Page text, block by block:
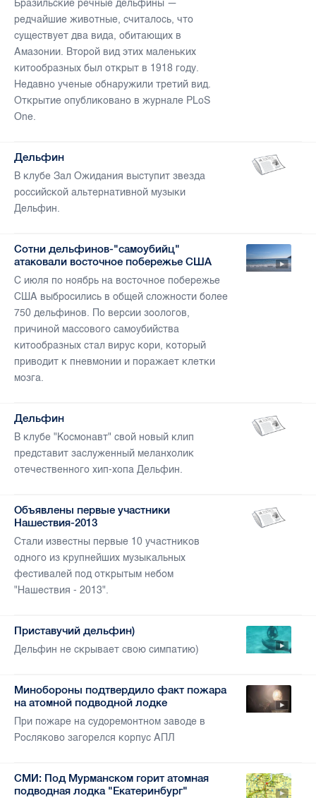
Бразильские речные дельфины —
редчайшие животные, считалось, что
существует два вида, обитающих в
Амазонии. Второй вид этих маленьких
китообразных был открыт в 1918 году.
Недавно ученые обнаружили третий вид.
Открытие опубликовано в журнале PLoS
One.
Дельфин
В клубе Зал Ожидания выступит звезда
российской альтернативной музыки
Дельфин.
Сотни дельфинов-"самоубийц"
атаковали восточное побережье США
С июля по ноябрь на восточное побережье
США выбросились в общей сложности более
750 дельфинов. По версии зоологов,
причиной массового самоубийства
китообразных стал вирус кори, который
приводит к пневмонии и поражает клетки
мозга.
Дельфин
В клубе "Космонавт" свой новый клип
представит заслуженный меланхолик
отечественного хип-хопа Дельфин.
Объявлены первые участники
Нашествия-2013
Стали известны первые 10 участников
одного из крупнейших музыкальных
фестивалей под открытым небом
"Нашествия - 2013".
Приставучий дельфин)
Дельфин не скрывает свою симпатию)
Минобороны подтвердило факт пожара
на атомной подводной лодке
При пожаре на судоремонтном заводе в
Росляково загорелся корпус АПЛ
СМИ: Под Мурманском горит атомная
подводная лодка "Екатеринбург"